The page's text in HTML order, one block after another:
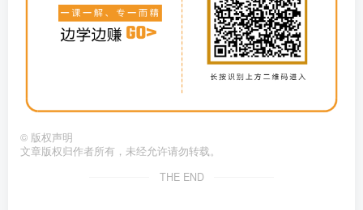
© 版权声明
文章版权归作者所有，未经允许请勿转载。
THE END